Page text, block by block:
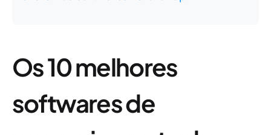
Os 10 melhores
softwares de